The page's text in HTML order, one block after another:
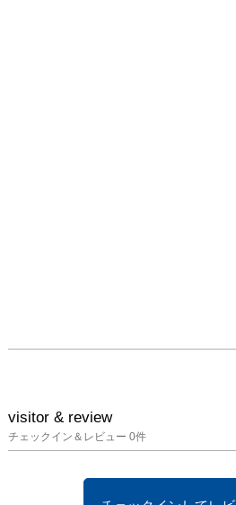
※2025年1月13日（月）
は開館
visitor & review
チェックイン＆レビュー 0件